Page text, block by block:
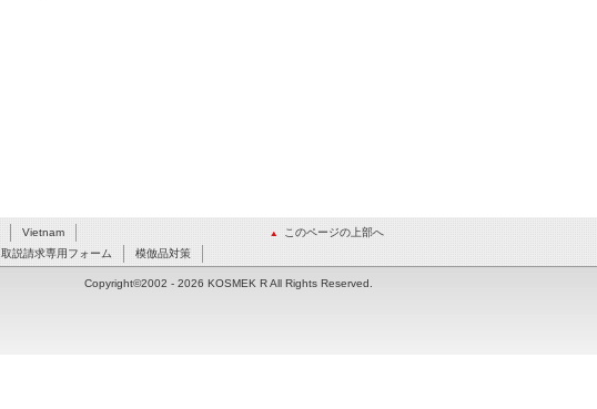
このページの上部へ
Vietnam
取説請求専用フォーム 模倣品対策
Copyright©2002 - 2026 KOSMEK R All Rights Reserved.